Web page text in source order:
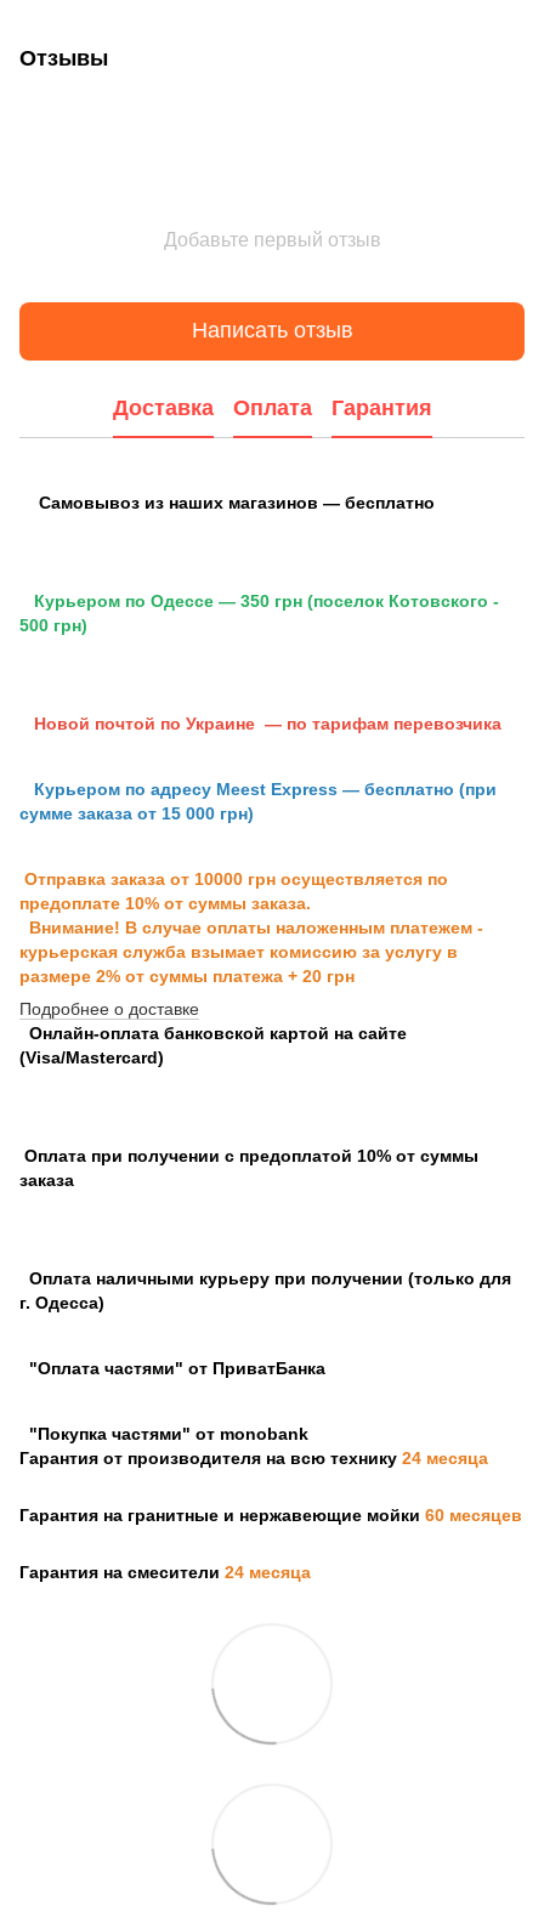
Отзывы
Добавьте первый отзыв
Написать отзыв
Доставка Оплата Гарантия
Самовывоз из наших магазинов — бесплатно
Курьером по Одессе — 350 грн (поселок Котовского -
500 грн)
Новой почтой по Украине — по тарифам перевозчика
Курьером по адресу Meest Express — бесплатно (при
сумме заказа от 15 000 грн)
Отправка заказа от 10000 грн осуществляется по
предоплате 10% от суммы заказа.
Внимание! В случае оплаты наложенным платежем -
курьерская служба взымает комиссию за услугу в
размере 2% от суммы платежа + 20 грн
Подробнее о доставке
Онлайн-оплата банковской картой на сайте
(Visa/Mastercard)
Оплата при получении с предоплатой 10% от суммы
заказа
Оплата наличными курьеру при получении (только для
г. Одесса)
"Оплата частями" от ПриватБанка
"Покупка частями" от monobank
Гарантия от производителя на всю технику 24 месяца
Гарантия на гранитные и нержавеющие мойки 60 месяцев
Гарантия на смесители 24 месяца